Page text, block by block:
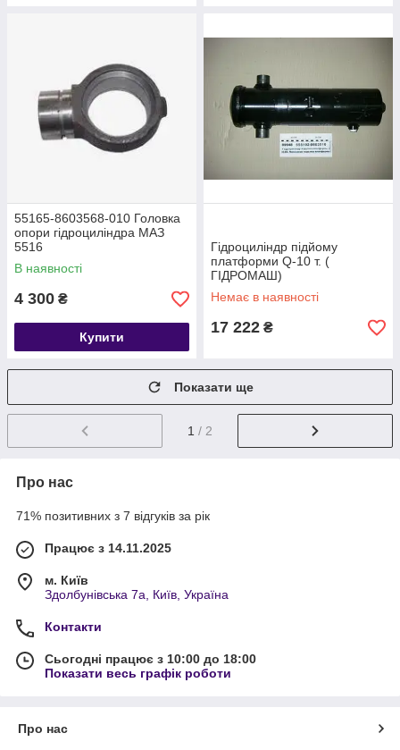
55165-8603568-010 Головка
опори гідроциліндра МАЗ
5516
В наявності
4 300 ₴
Купити
Гідроциліндр підйому
платформи Q-10 т. (
ГІДРОМАШ)
Немає в наявності
17 222 ₴
Показати ще
1 / 2
Про нас
71% позитивних з 7 відгуків за рік
Працює з 14.11.2025
м. Київ
Здолбунівська 7а, Київ, Україна
Контакти
Сьогодні працює з 10:00 до 18:00
Показати весь графік роботи
Про нас